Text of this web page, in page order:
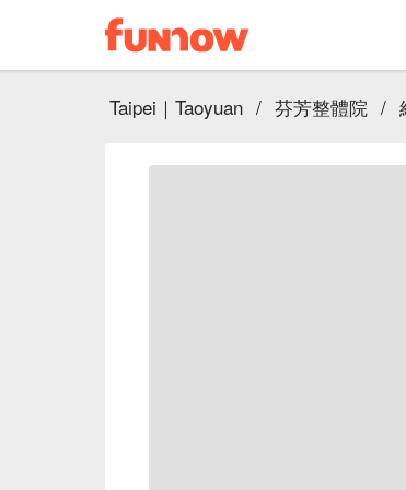
Taipei｜Taoyuan / 芬芳整體院 /